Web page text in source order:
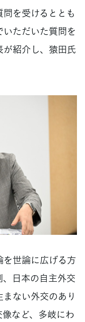
を受けるととも
ただいた質問を
紹介し、猿田氏
世論に広げる方
日本の自主外交
ない外交のあり
など、多岐にわ